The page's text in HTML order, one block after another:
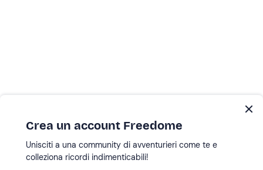
Crea un account Freedome
Unisciti a una community di avventurieri come te e
colleziona ricordi indimenticabili!